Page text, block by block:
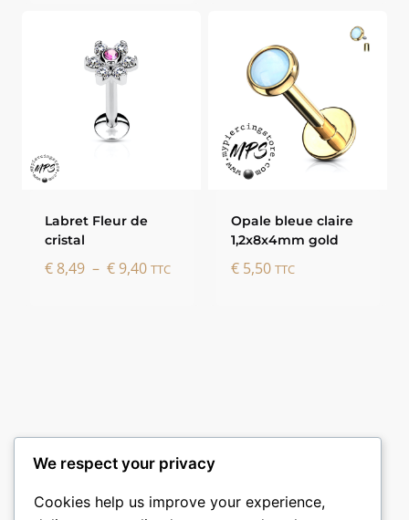
Labret Fleur de
cristal
€8,49 – €9,40Plage
TTC
Opale bleue claire
1,2x8x4mm gold
€5,50 TTC
We respect your privacy
Cookies help us improve your experience,